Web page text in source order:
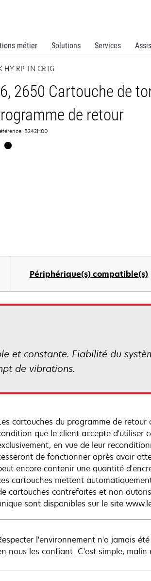
métier Solutions Services
RP TN CRTG
2650 Cartouche de
de retour
B242H00
Périphérique(s) compatible(s)
et constante. Fiabilité du
de vibrations.
cartouches du programme de retour
que le client accepte d'utiliser
en vue de leur
de fonctionner après avoir
encore contenir une quantité
cartouches mettent
cartouches contrefaites et non
sont disponibles sur le site
l'environnement n'a jamais
nous les confiant. C'est simple,